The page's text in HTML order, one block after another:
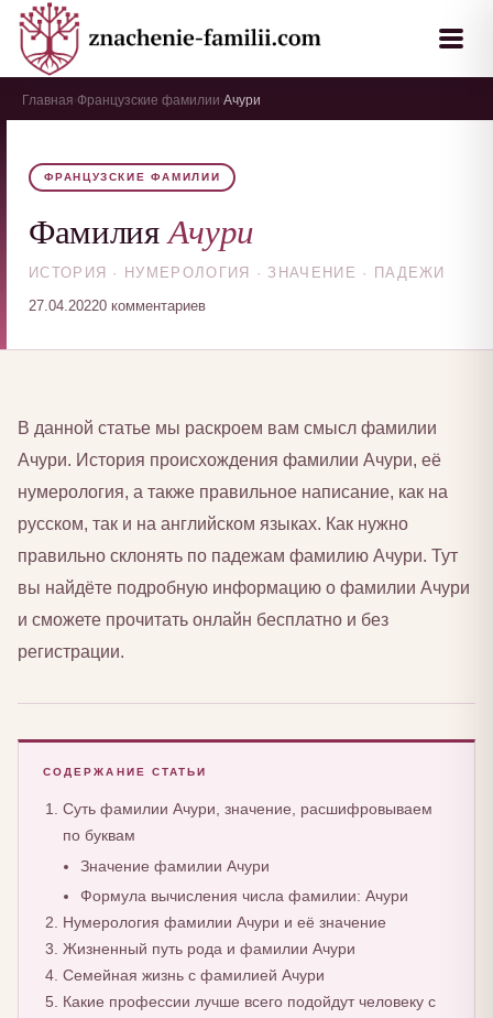
Главная Французские фамилии Ачури
ФРАНЦУЗСКИЕ ФАМИЛИИ
ФамилияАчури
ИСТОРИЯ · НУМЕРОЛОГИЯ · ЗНАЧЕНИЕ · ПАДЕЖИ
27.04.20220 комментариев
В данной статье мы раскроем вам смысл фамилии
Ачури. История происхождения фамилии Ачури, её
нумерология, а также правильное написание, как на
русском, так и на английском языках. Как нужно
правильно склонять по падежам фамилию Ачури. Тут
вы найдёте подробную информацию о фамилии Ачури
и сможете прочитать онлайн бесплатно и без
регистрации.
СОДЕРЖАНИЕ СТАТЬИ
Суть фамилии Ачури, значение, расшифровываем
по буквам
Значение фамилии Ачури
Формула вычисления числа фамилии: Ачури
Нумерология фамилии Ачури и её значение
Жизненный путь рода и фамилии Ачури
Семейная жизнь с фамилией Ачури
Какие профессии лучше всего подойдут человеку с